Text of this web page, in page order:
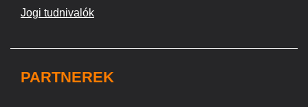
Jogi tudnivalók
PARTNEREK